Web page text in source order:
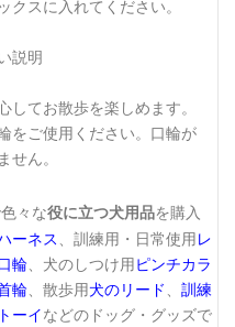
クスに入れてください。
説明
してお散歩を楽しめます。
をご使用ください。口輪が
せん。
々な役に立つ犬用品を購入
ーネス 、訓練用・日常使用レ
輪 、犬のしつけ用ピンチカラ
輪 、散歩用犬のリード
訓練
ーイなどのドッグ・グッズで